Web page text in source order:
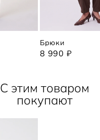
Брюки
8 990 ₽
С этим товаром
покупают